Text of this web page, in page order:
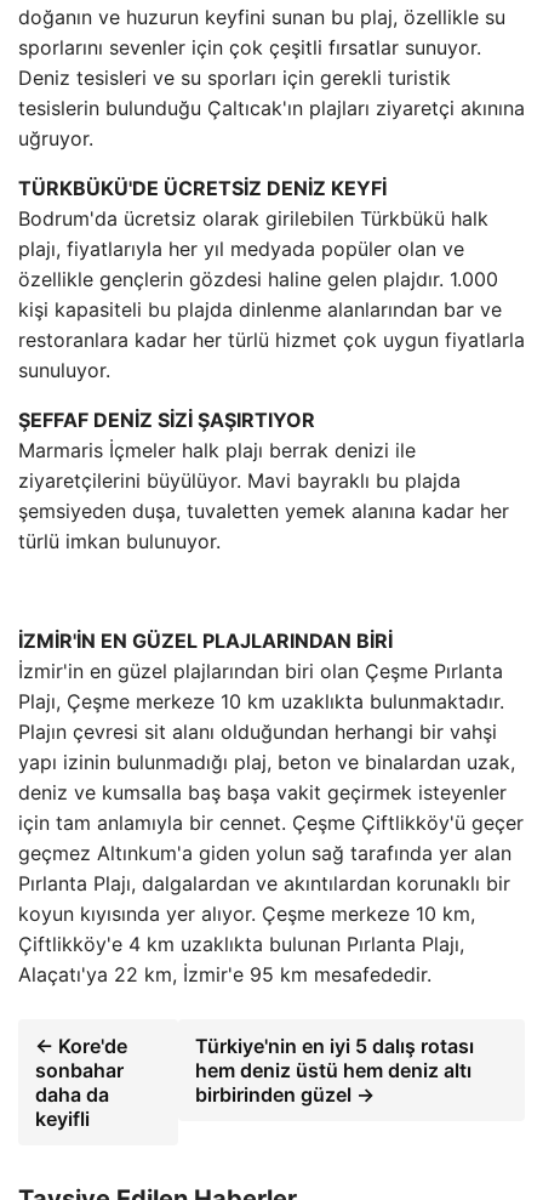
doğanın ve huzurun keyfini sunan bu plaj, özellikle su
sporlarını sevenler için çok çeşitli fırsatlar sunuyor.
Deniz tesisleri ve su sporları için gerekli turistik
tesislerin bulunduğu Çaltıcak'ın plajları ziyaretçi akınına
uğruyor.
TÜRKBÜKÜ'DE ÜCRETSİZ DENİZ KEYFİ
Bodrum'da ücretsiz olarak girilebilen Türkbükü halk
plajı, fiyatlarıyla her yıl medyada popüler olan ve
özellikle gençlerin gözdesi haline gelen plajdır. 1.000
kişi kapasiteli bu plajda dinlenme alanlarından bar ve
restoranlara kadar her türlü hizmet çok uygun fiyatlarla
sunuluyor.
ŞEFFAF DENİZ SİZİ ŞAŞIRTIYOR
Marmaris İçmeler halk plajı berrak denizi ile
ziyaretçilerini büyülüyor. Mavi bayraklı bu plajda
şemsiyeden duşa, tuvaletten yemek alanına kadar her
türlü imkan bulunuyor.
İZMİR'İN EN GÜZEL PLAJLARINDAN BİRİ
İzmir'in en güzel plajlarından biri olan Çeşme Pırlanta
Plajı, Çeşme merkeze 10 km uzaklıkta bulunmaktadır.
Plajın çevresi sit alanı olduğundan herhangi bir vahşi
yapı izinin bulunmadığı plaj, beton ve binalardan uzak,
deniz ve kumsalla baş başa vakit geçirmek isteyenler
için tam anlamıyla bir cennet. Çeşme Çiftlikköy'ü geçer
geçmez Altınkum'a giden yolun sağ tarafında yer alan
Pırlanta Plajı, dalgalardan ve akıntılardan korunaklı bir
koyun kıyısında yer alıyor. Çeşme merkeze 10 km,
Çiftlikköy'e 4 km uzaklıkta bulunan Pırlanta Plajı,
Alaçatı'ya 22 km, İzmir'e 95 km mesafededir.
← Kore'de
sonbahar
daha da
keyifli
Türkiye'nin en iyi 5 dalış rotası
hem deniz üstü hem deniz altı
birbirinden güzel →